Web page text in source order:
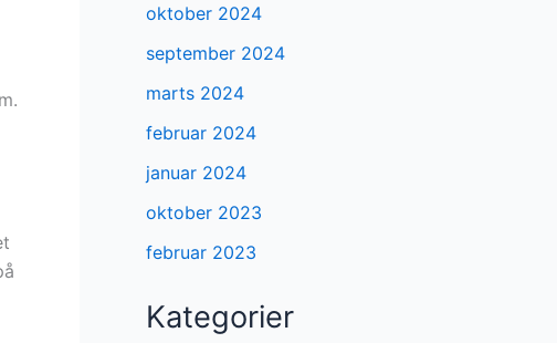
oktober 2024
september 2024
marts 2024
februar 2024
januar 2024
oktober 2023
februar 2023
Kategorier